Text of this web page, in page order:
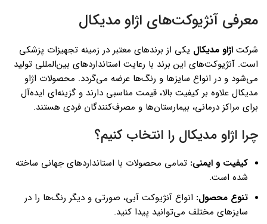
معرفی آنژیوکت‌های اژاو مدیکال
شرکت اژاو مدیکال یکی از برندهای معتبر در زمینه تجهیزات پزشکی
است. آنژیوکت‌های این برند با رعایت استانداردهای بین‌المللی تولید
می‌شود و در انواع سایزها و رنگ‌ها عرضه می‌گردد. محصولات اژاو
مدیکال علاوه بر کیفیت بالا، قیمت مناسبی دارند و گزینه‌ای ایده‌آل
برای مراکز درمانی، بیمارستان‌ها و مصرف‌کنندگان فردی هستند.
چرا اژاو مدیکال را انتخاب کنیم؟
کیفیت و ایمنی: تمامی محصولات با استانداردهای جهانی ساخته
شده است.
تنوع محصول: انواع آنژیوکت آبی، صورتی و دیگر رنگ‌ها را در
سایزهای مختلف می‌توانید پیدا کنید.